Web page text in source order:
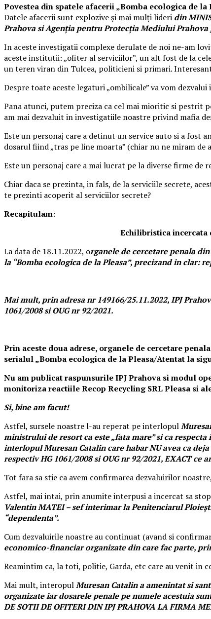
Povestea din spatele afacerii „Bomba ecologica de
Datele afacerii sunt explozive şi mai mulţi lideri din
Prahova si Agenţia pentru Protecţia Mediului Prahova
In aceste investigatii complexe derulate de noi ne-am
aceste institutii: „ofiter al serviciilor”, un alt fost de la
un teren viran din Tulcea, politicieni si primari.
Despre toate aceste legaturi „ombilicale” va vom
Pana atunci, putem preciza ca cel mai mioritic si pestrit
am mai dezvaluit in investigatiile noastre privind mafia
Este un personaj care a detinut un service auto si a fost
dosarul fiind „tras pe line moarta” (chiar nu ne miram de
Este un personaj care a mai lucrat pe la diverse firme de
Chiar daca se prezinta, in fals, de la serviciile secrete,
te prezinti acoperit al serviciilor secrete?
Recapitulam:
Echilibristica incercata de
La data de 18.11.2022, organele de cercetare penala
la “Bomba ecologica de la Pleasa”, precizand in clar:
Mai mult, prin adresa nr 149166/25.11.2022, IPJ
1061/2008 si OUG nr 92/2021.
Prin aceste doua adrese, organele de cercetare
serialul „Bomba ecologica de la Pleasa/Atentat la
Nu am publicat raspunsurile IPJ Prahova si modul
monitoriza reactiile Recop Recycling SRL Pleasa si
Si, bine am facut!
Astfel, sursele noastre l-au reperat pe interlopul
ministrului de resort ca este „fata mare” si ca
interlopul Muresan Catalin care habar NU avea ca
respectiv HG 1061/2008 si OUG nr 92/2021, EXACT ce
Tot fara sa stie ca avem confirmarea dezvaluirilor
Astfel, mai intai, prin anumite interpusi a incercat sa
Valentin MATEI – sef interimar la Penitenciarul
“dependenta”.
Cum dezvaluirile noastre au continuat (avand si
economico-financiar organizate din care fac parte,
Reamintim ca, la toti, politie, Garda, etc care au venit
Mai mult, interopulMuresan Catalin a amenintat si
organizate iar dosarele penale pe numele acestuia
DE SOTII DE OFITERI DIN IPJ PRAHOVA LA FIRMA